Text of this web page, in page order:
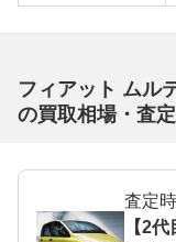
フィアット ムル
の買取相場・査
査定
【2代